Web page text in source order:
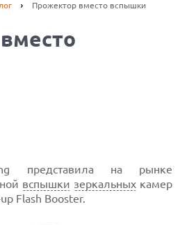
Прожектор вместо вспышки
представила на рынке
вспышки зеркальныхкамер
Flash Booster.